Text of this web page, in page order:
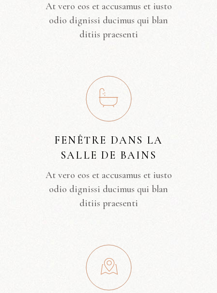
At vero eos et accusamus et iusto
odio dignissi ducimus qui blan
ditiis praesenti
FENÊTRE DANS LA
SALLE DE BAINS
At vero eos et accusamus et iusto
odio dignissi ducimus qui blan
ditiis praesenti